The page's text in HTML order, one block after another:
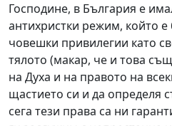
Господине, в България е
антихристки режим, който
човешки привилегии като
тялото (макар, че и това
на Духа и на правото на
щастието си и да определя
сега тези права са ни